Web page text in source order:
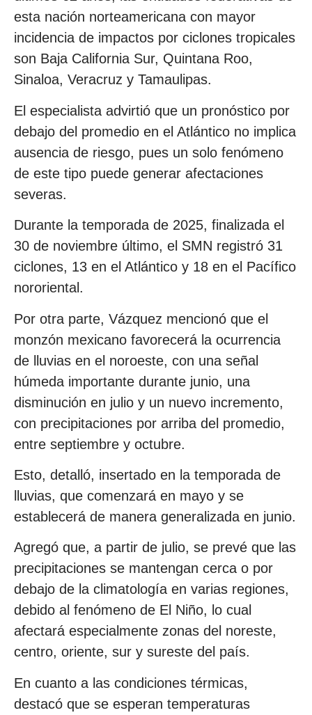
esta nación norteamericana con mayor
incidencia de impactos por ciclones tropicales
son Baja California Sur, Quintana Roo,
Sinaloa, Veracruz y Tamaulipas.
El especialista advirtió que un pronóstico por
debajo del promedio en el Atlántico no implica
ausencia de riesgo, pues un solo fenómeno
de este tipo puede generar afectaciones
severas.
Durante la temporada de 2025, finalizada el
30 de noviembre último, el SMN registró 31
ciclones, 13 en el Atlántico y 18 en el Pacífico
nororiental.
Por otra parte, Vázquez mencionó que el
monzón mexicano favorecerá la ocurrencia
de lluvias en el noroeste, con una señal
húmeda importante durante junio, una
disminución en julio y un nuevo incremento,
con precipitaciones por arriba del promedio,
entre septiembre y octubre.
Esto, detalló, insertado en la temporada de
lluvias, que comenzará en mayo y se
establecerá de manera generalizada en junio.
Agregó que, a partir de julio, se prevé que las
precipitaciones se mantengan cerca o por
debajo de la climatología en varias regiones,
debido al fenómeno de El Niño, lo cual
afectará especialmente zonas del noreste,
centro, oriente, sur y sureste del país.
En cuanto a las condiciones térmicas,
destacó que se esperan temperaturas